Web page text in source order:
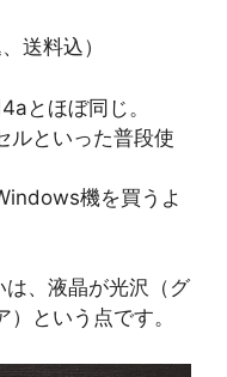
、送料込）
とほぼ同じ。
ルといった普段使
機を買うよ
、液晶が光沢（グ
という点です。